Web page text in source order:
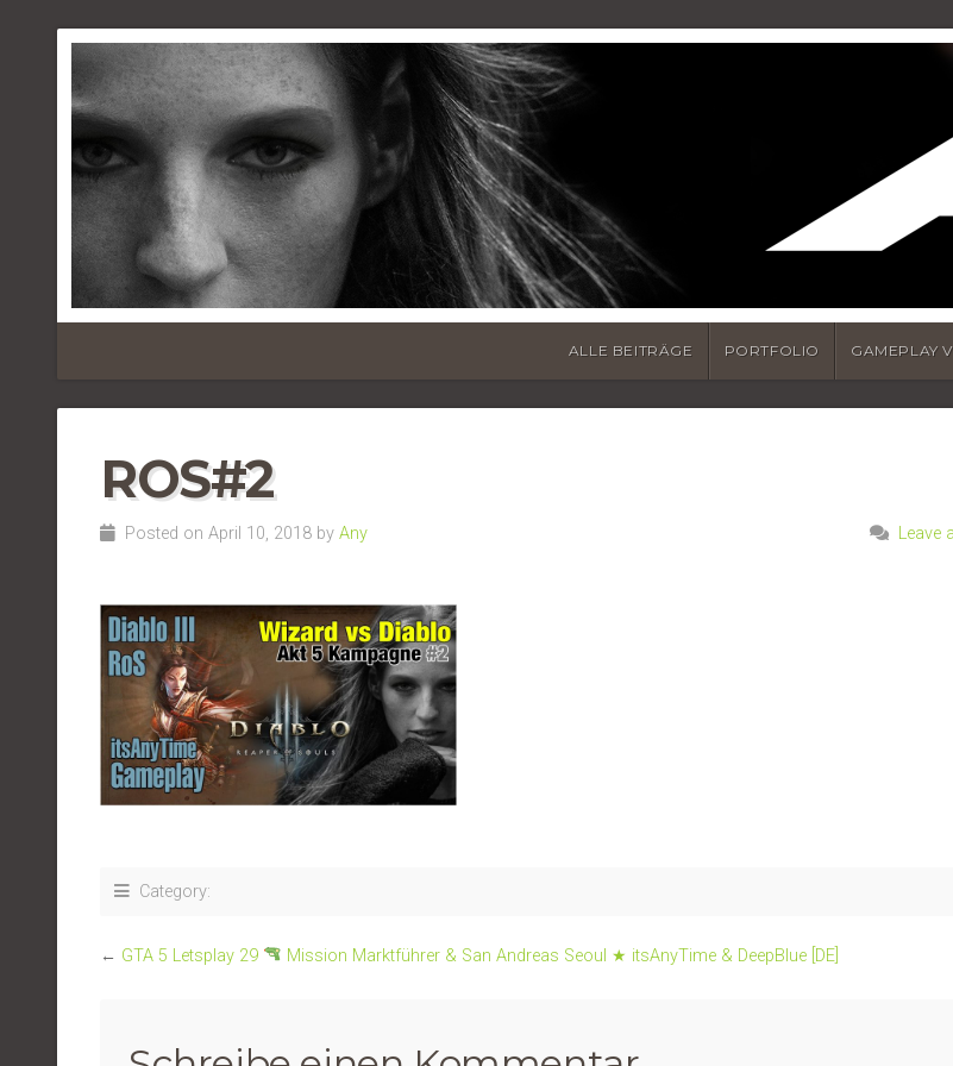
ALLE BEITRÄGE PORTFOLIO GAMEPLAY
ROS#2
Posted on April 10, 2018 by Any Leave
Category:
← GTA 5 Letsplay 29 Mission Marktführer & San Andreas Seoul ★ itsAnyTime & DeepBlue [DE]